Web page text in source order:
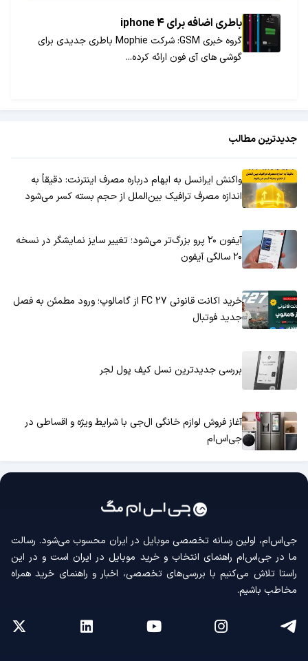
خودشان هستند.
باطری اضافه برای iphone 4
گروه خبری GSM: شرکت Mophie باطری جدیدی برای
گوشی های آی فون ارائه کرده...
جدیدترین مطالب
واکنش ایرانسل به ابهام درباره مصرف اینترنت: دقیقاً به
اندازه مصرف ترافیک بین‌الملل از حجم بسته کسر می‌شود
آیفون ۲۰ پرو بزرگ‌تر می‌شود؛ تغییر سایز نمایشگر در نسخه
۲۰ سالگی آیفون
خرید اکانت قانونی FC 27 از گامالوپ؛ ورود مطمئن به فصل
جدید فوتبال
بررسی جدیدترین نسل کیف پول لجر
آغاز فروش لوازم خانگی ال‌جی با شرایط ویژه و اقساطی در
جی‌اس‌ام
جی‌اس‌ام، اولین رسانه‌ تخصصی موبایل در ایران محسوب می‌شود. رسالت
ما در جی‌اس‌ام راهنمای انتخاب و خرید موبایل در ایران است و در این
راستا تلاش می‌کنیم با بررسی‌های تخصصی، اخبار و راهنمای خرید همراه
مخاطب باشیم.